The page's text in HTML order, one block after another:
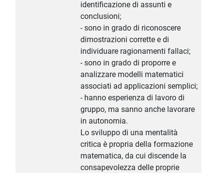
identificazione di assunti e
conclusioni;
- sono in grado di riconoscere
dimostrazioni corrette e di
individuare ragionamenti fallaci;
- sono in grado di proporre e
analizzare modelli matematici
associati ad applicazioni semplici;
- hanno esperienza di lavoro di
gruppo, ma sanno anche lavorare
in autonomia.
Lo sviluppo di una mentalità
critica è propria della formazione
matematica, da cui discende la
consapevolezza delle proprie